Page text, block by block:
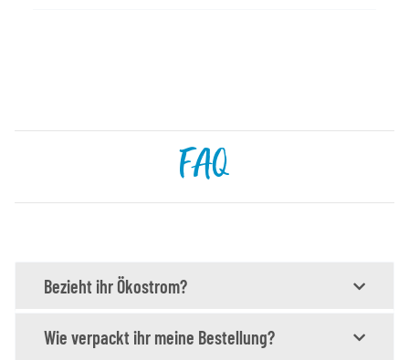
FAQ
Bezieht ihr Ökostrom?
Wie verpackt ihr meine Bestellung?